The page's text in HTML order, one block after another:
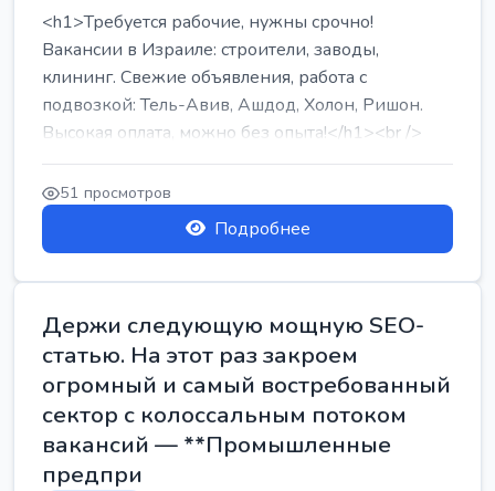
<h1>Требуется рабочие, нужны срочно!
Вакансии в Израиле: строители, заводы,
клининг. Свежие объявления, работа с
подвозкой: Тель-Авив, Ашдод, Холон, Ришон.
Высокая оплата, можно без опыта!</h1><br />
...
51 просмотров
Подробнее
Держи следующую мощную SEO-
статью. На этот раз закроем
огромный и самый востребованный
сектор с колоссальным потоком
вакансий — **Промышленные
предпри